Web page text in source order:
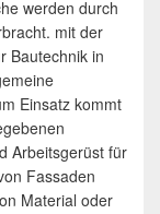
werden durch
mit der
Bautechnik in
Einsatz kommt
Arbeitsgerüst für
Fassaden
Material oder